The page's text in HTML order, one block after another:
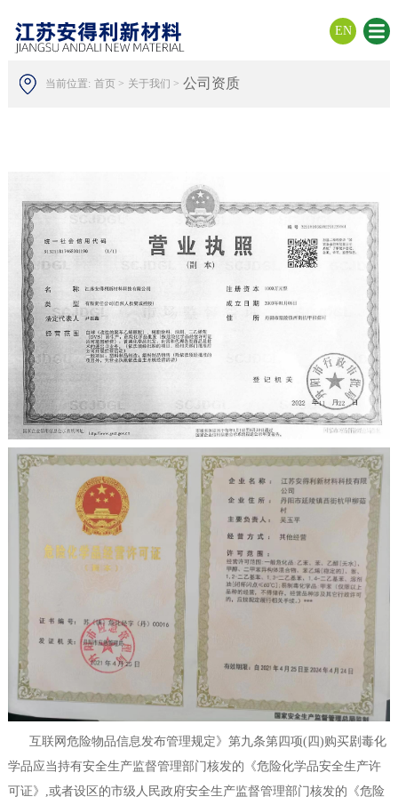
EN
当前位置: 首页 > 关于我们 > 公司资质
互联网危险物品信息发布管理规定》第九条第四项(四)购买剧毒化
学品应当持有安全生产监督管理部门核发的《危险化学品安全生产许
可证》,或者设区的市级人民政府安全生产监督管理部门核发的《危险